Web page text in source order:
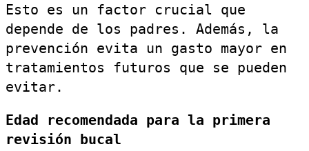
Esto es un factor crucial que
depende de los padres. Además, la
prevención evita un gasto mayor en
tratamientos futuros que se pueden
evitar.
Edad recomendada para la primera
revisión bucal